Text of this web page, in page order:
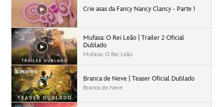
Crie asas da Fancy Nancy Clancy - Parte 1
Mufasa: O Rei Leão | Trailer 2 Oficial
Dublado
Mufasa: O Rei Leão
Branca de Neve | Teaser Oficial Dublado
Branca de Neve